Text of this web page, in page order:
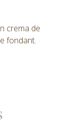
crema de
fondant.